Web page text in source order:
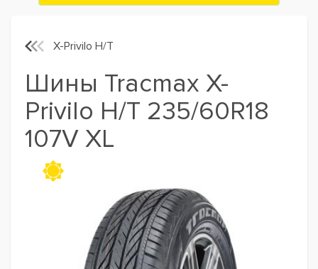
X-Privilo H/T
Шины Tracmax X-
Privilo H/T 235/60R18
107V XL